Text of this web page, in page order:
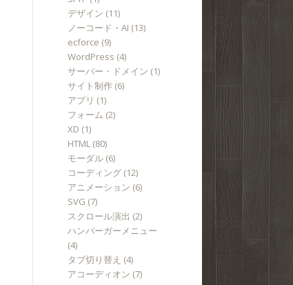
デザイン (11)
ノーコード・AI (13)
ecforce (9)
WordPress (4)
サーバー・ドメイン (1)
サイト制作 (6)
アプリ (1)
フォーム (2)
XD (1)
HTML (80)
モーダル (6)
コーディング (12)
アニメーション (6)
SVG (7)
スクロール演出 (2)
ハンバーガーメニュー
(4)
タブ切り替え (4)
アコーディオン (7)